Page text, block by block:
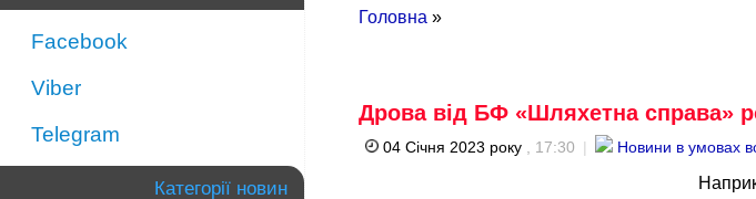
Головна »
Дрова від БФ «Шляхетна справа»
04 Січня 2023 року , 17:30 | Новини в умовах
Facebook
Viber
Telegram
Категорії новин